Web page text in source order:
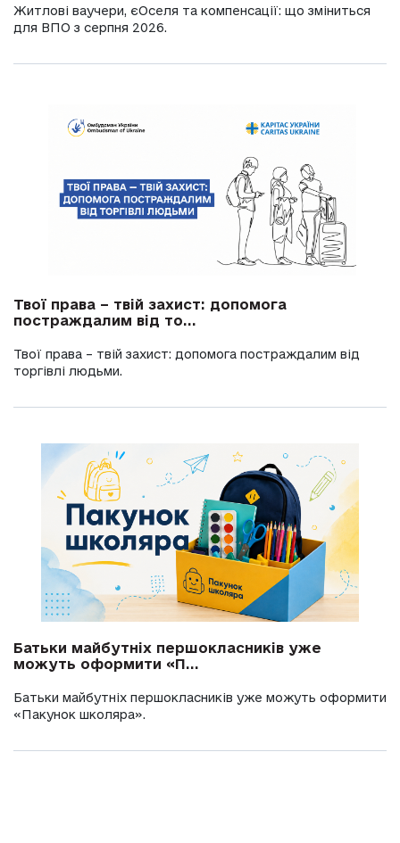
Житлові ваучери, єОселя та компенсації: що зміниться
для ВПО з серпня 2026.
Твої права – твій захист: допомога
постраждалим від то...
Твої права – твій захист: допомога постраждалим від
торгівлі людьми.
Батьки майбутніх першокласників уже
можуть оформити «П...
Батьки майбутніх першокласників уже можуть оформити
«Пакунок школяра».